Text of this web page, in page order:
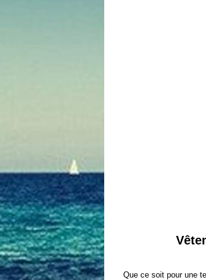
Que ce soit pour une